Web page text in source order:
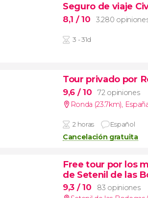
Seguro de viaje
8,1 / 10 3.280
3 - 31d
Tour privado por
9,6 / 10
72 opiniones
Ronda (23.7km),
2 horas Español
Cancelación gratuita
Free tour por los
de Setenil de las
9,3 / 10
83 opiniones